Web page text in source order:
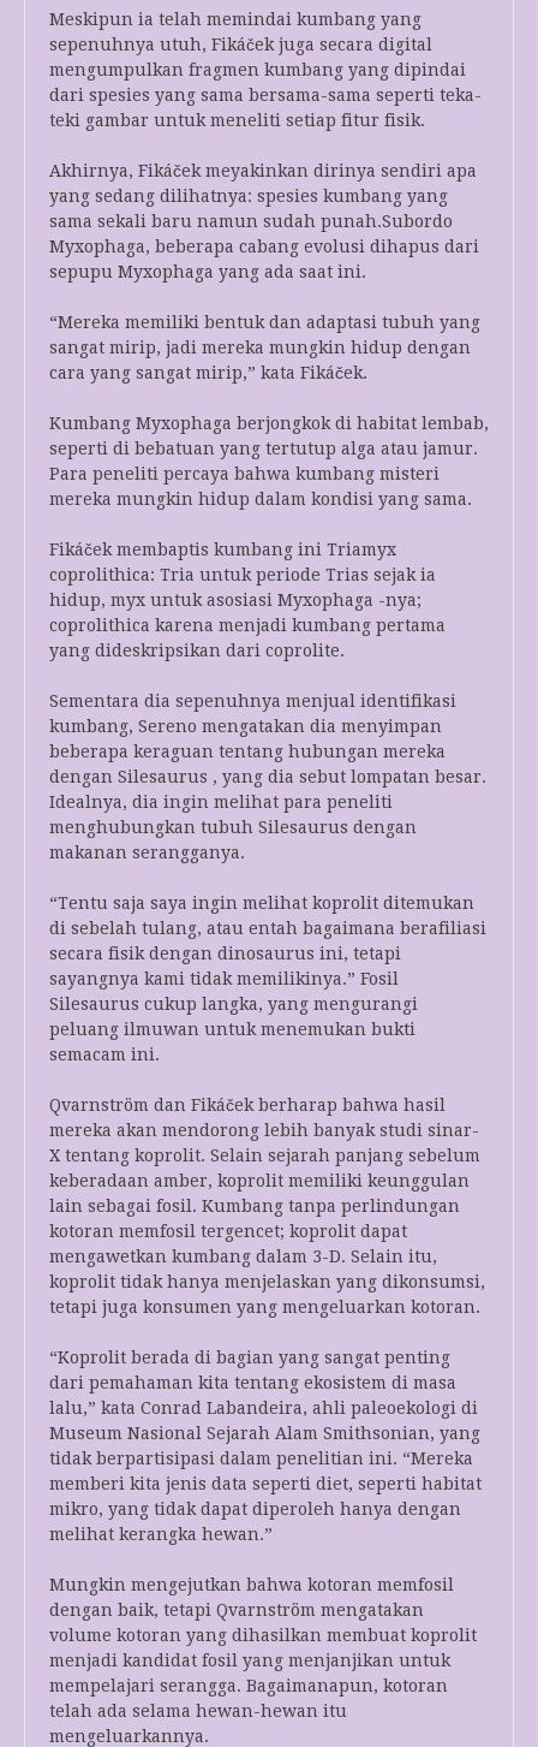
Meskipun ia telah memindai kumbang yang
sepenuhnya utuh, Fikáček juga secara digital
mengumpulkan fragmen kumbang yang dipindai
dari spesies yang sama bersama-sama seperti teka-
teki gambar untuk meneliti setiap fitur fisik.
Akhirnya, Fikáček meyakinkan dirinya sendiri apa
yang sedang dilihatnya: spesies kumbang yang
sama sekali baru namun sudah punah.Subordo
Myxophaga, beberapa cabang evolusi dihapus dari
sepupu Myxophaga yang ada saat ini.
“Mereka memiliki bentuk dan adaptasi tubuh yang
sangat mirip, jadi mereka mungkin hidup dengan
cara yang sangat mirip,” kata Fikáček.
Kumbang Myxophaga berjongkok di habitat lembab,
seperti di bebatuan yang tertutup alga atau jamur.
Para peneliti percaya bahwa kumbang misteri
mereka mungkin hidup dalam kondisi yang sama.
Fikáček membaptis kumbang ini Triamyx
coprolithica: Tria untuk periode Trias sejak ia
hidup, myx untuk asosiasi Myxophaga -nya;
coprolithica karena menjadi kumbang pertama
yang dideskripsikan dari coprolite.
Sementara dia sepenuhnya menjual identifikasi
kumbang, Sereno mengatakan dia menyimpan
beberapa keraguan tentang hubungan mereka
dengan Silesaurus , yang dia sebut lompatan besar.
Idealnya, dia ingin melihat para peneliti
menghubungkan tubuh Silesaurus dengan
makanan serangganya.
“Tentu saja saya ingin melihat koprolit ditemukan
di sebelah tulang, atau entah bagaimana berafiliasi
secara fisik dengan dinosaurus ini, tetapi
sayangnya kami tidak memilikinya.” Fosil
Silesaurus cukup langka, yang mengurangi
peluang ilmuwan untuk menemukan bukti
semacam ini.
Qvarnström dan Fikáček berharap bahwa hasil
mereka akan mendorong lebih banyak studi sinar-
X tentang koprolit. Selain sejarah panjang sebelum
keberadaan amber, koprolit memiliki keunggulan
lain sebagai fosil. Kumbang tanpa perlindungan
kotoran memfosil tergencet; koprolit dapat
mengawetkan kumbang dalam 3-D. Selain itu,
koprolit tidak hanya menjelaskan yang dikonsumsi,
tetapi juga konsumen yang mengeluarkan kotoran.
“Koprolit berada di bagian yang sangat penting
dari pemahaman kita tentang ekosistem di masa
lalu,” kata Conrad Labandeira, ahli paleoekologi di
Museum Nasional Sejarah Alam Smithsonian, yang
tidak berpartisipasi dalam penelitian ini. “Mereka
memberi kita jenis data seperti diet, seperti habitat
mikro, yang tidak dapat diperoleh hanya dengan
melihat kerangka hewan.”
Mungkin mengejutkan bahwa kotoran memfosil
dengan baik, tetapi Qvarnström mengatakan
volume kotoran yang dihasilkan membuat koprolit
menjadi kandidat fosil yang menjanjikan untuk
mempelajari serangga. Bagaimanapun, kotoran
telah ada selama hewan-hewan itu
mengeluarkannya.